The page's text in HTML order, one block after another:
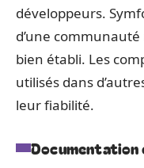
développeurs.
d’une
bien établi. Les
utilisés dans
leur fiabilité.